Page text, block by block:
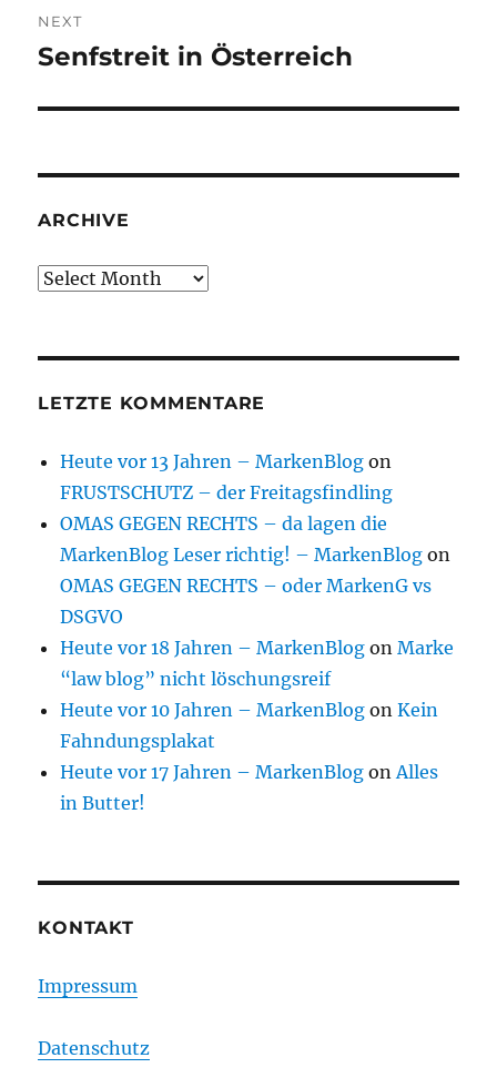
NEXT
Next
Senfstreit in Österreich
ARCHIVE
Archive
LETZTE KOMMENTARE
Heute vor 13 Jahren – MarkenBlog on
FRUSTSCHUTZ – der Freitagsfindling
OMAS GEGEN RECHTS – da lagen die
MarkenBlog Leser richtig! – MarkenBlog on
OMAS GEGEN RECHTS – oder MarkenG vs
DSGVO
Heute vor 18 Jahren – MarkenBlog onMarke
“law blog” nicht löschungsreif
Heute vor 10 Jahren – MarkenBlog onKein
Fahndungsplakat
Heute vor 17 Jahren – MarkenBlog onAlles
in Butter!
KONTAKT
Impressum
Datenschutz